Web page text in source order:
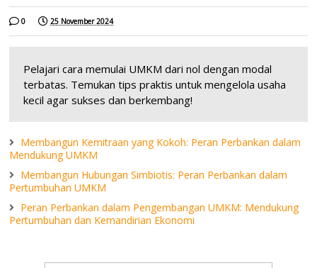
0 25 November 2024
Pelajari cara memulai UMKM dari nol dengan modal
terbatas. Temukan tips praktis untuk mengelola usaha
kecil agar sukses dan berkembang!
Membangun Kemitraan yang Kokoh: Peran Perbankan dalam
Mendukung UMKM
Membangun Hubungan Simbiotis: Peran Perbankan dalam
Pertumbuhan UMKM
Peran Perbankan dalam Pengembangan UMKM: Mendukung
Pertumbuhan dan Kemandirian Ekonomi